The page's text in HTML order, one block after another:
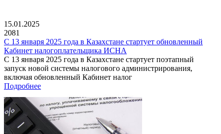
15.01.2025
2081
С 13 января 2025 года в Казахстане стартует обновленный
Кабинет налогоплательщика ИСНА
С 13 января 2025 года в Казахстане стартует поэтапный
запуск новой системы налогового администрирования,
включая обновленный Кабинет налог
Подробнее